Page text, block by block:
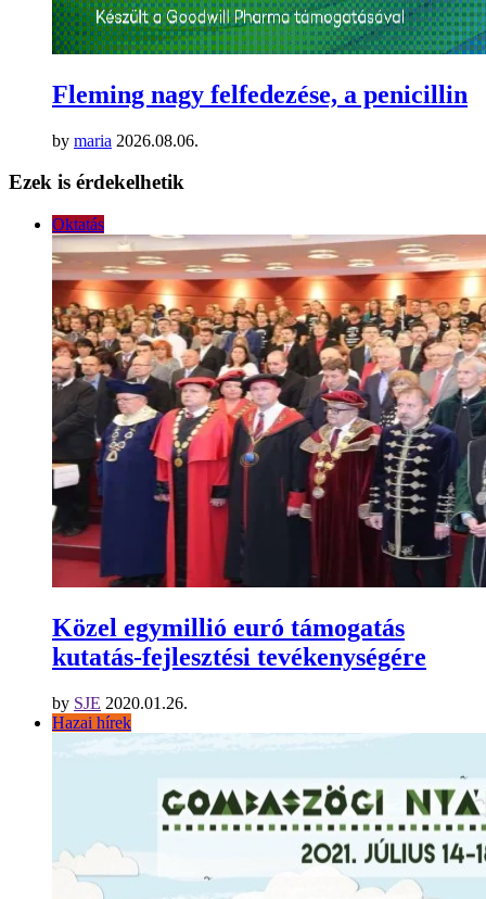
Fleming nagy felfedezése, a penicillin
by maria 2026.08.06.
Ezek is érdekelhetik
Oktatás
Közel egymillió euró támogatás
kutatás-fejlesztési tevékenységére
by SJE 2020.01.26.
Hazai hírek